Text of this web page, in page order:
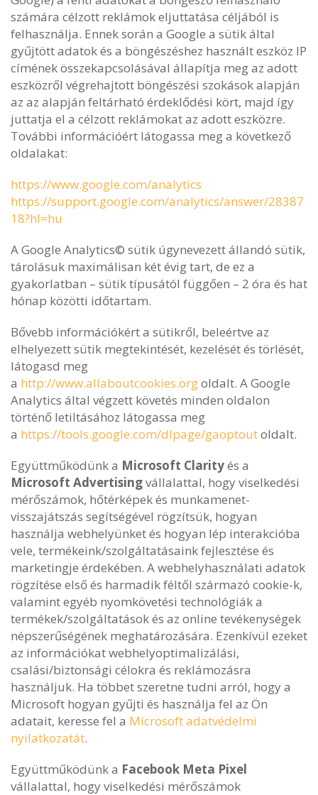
számára célzott reklámok eljuttatása céljából is
felhasználja. Ennek során a Google a sütik által
gyűjtött adatok és a böngészéshez használt eszköz IP
címének összekapcsolásával állapítja meg az adott
eszközről végrehajtott böngészési szokások alapján
az az alapján feltárható érdeklődési kört, majd így
juttatja el a célzott reklámokat az adott eszközre.
További információért látogassa meg a következő
oldalakat:
https://www.google.com/analytics
https://support.google.com/analytics/answer/28387
18?hl=hu
A Google Analytics© sütik úgynevezett állandó sütik,
tárolásuk maximálisan két évig tart, de ez a
gyakorlatban – sütik típusától függően – 2 óra és hat
hónap közötti időtartam.
Bővebb információkért a sütikről, beleértve az
elhelyezett sütik megtekintését, kezelését és törlését,
látogasd meg
a http://www.allaboutcookies.orgoldalt. A Google
Analytics által végzett követés minden oldalon
történő letiltásához látogassa meg
a https://tools.google.com/dlpage/gaoptoutoldalt.
Együttműködünk a Microsoft Clarityés a
Microsoft Advertisingvállalattal, hogy viselkedési
mérőszámok, hőtérképek és munkamenet-
visszajátszás segítségével rögzítsük, hogyan
használja webhelyünket és hogyan lép interakcióba
vele, termékeink/szolgáltatásaink fejlesztése és
marketingje érdekében. A webhelyhasználati adatok
rögzítése első és harmadik féltől származó cookie-k,
valamint egyéb nyomkövetési technológiák a
termékek/szolgáltatások és az online tevékenységek
népszerűségének meghatározására. Ezenkívül ezeket
az információkat webhelyoptimalizálási,
csalási/biztonsági célokra és reklámozásra
használjuk. Ha többet szeretne tudni arról, hogy a
Microsoft hogyan gyűjti és használja fel az Ön
adatait, keresse fel a Microsoft adatvédelmi
nyilatkozatát.
Együttműködünk a Facebook Meta Pixel
vállalattal, hogy viselkedési mérőszámok